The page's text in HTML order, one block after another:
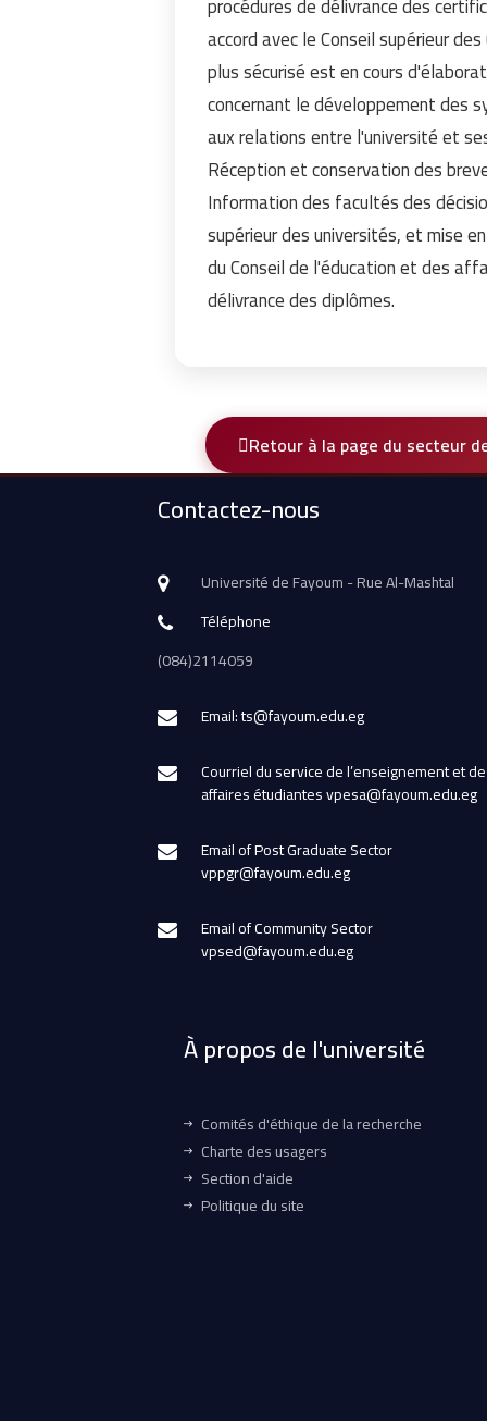
accord avec le Conseil supérieur
plus sécurisé est en cours
concernant le développement des
aux relations entre l'université et
Réception et conservation des
Information des facultés des
supérieur des universités, et mise
du Conseil de l'éducation et des
délivrance des diplômes.
Retour à la page du secteur
Contactez-nous
Université de Fayoum - Rue Al-Mashtal
Téléphone
(084)2114059
Email: ts@fayoum.edu.eg
Courriel du service de l’enseignement et
affaires étudiantes vpesa@fayoum.edu.eg
Email of Post Graduate Sector
vppgr@fayoum.edu.eg
Email of Community Sector
vpsed@fayoum.edu.eg
À propos de l'université
Comités d'éthique de la recherche
Charte des usagers
Section d'aide
Politique du site